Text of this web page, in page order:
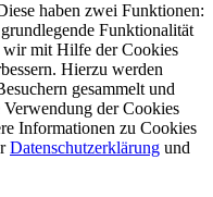
haben zwei Funktionen:
Funktionalität
wir mit Hilfe der Cookies
Hierzu werden
gesammelt und
der Cookies
Informationen zu Cookies
Datenschutzerklärung und